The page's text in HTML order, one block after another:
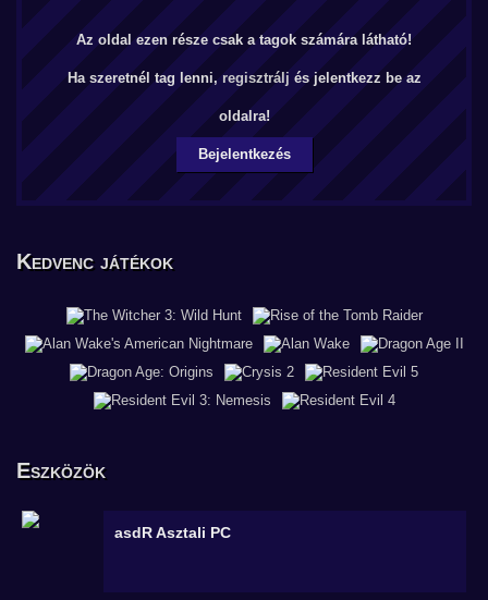
Az oldal ezen része csak a tagok számára látható!
Ha szeretnél tag lenni, regisztrálj és jelentkezz be az
oldalra!
Bejelentkezés
Kedvenc játékok
Eszközök
asdRAsztali PC